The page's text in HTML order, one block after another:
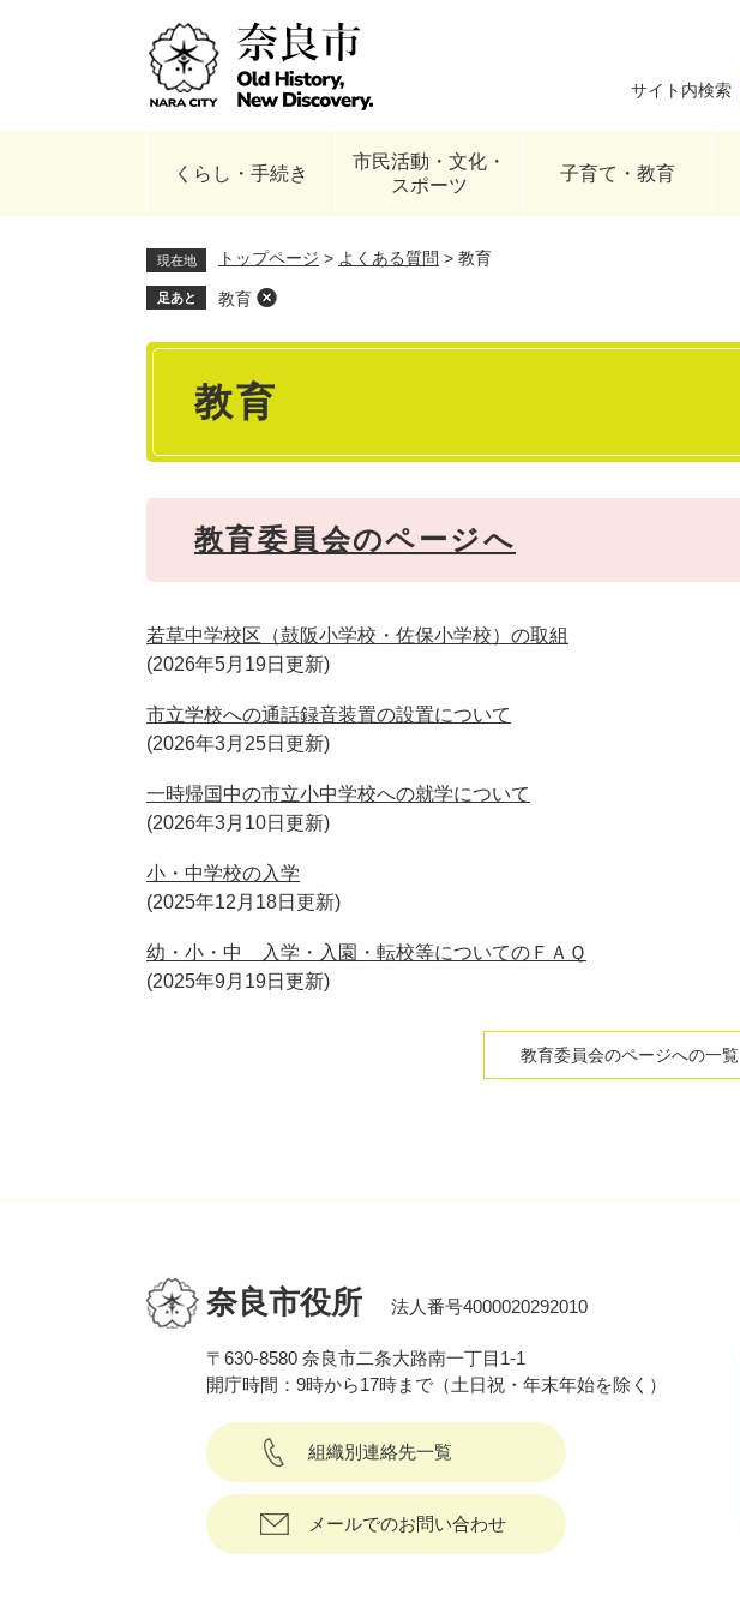
サイト内検索
くらし・手続き
市民活動・文化・
スポーツ
子育て・教育
現在地 トップページ > よくある質問 > 教育
足あと 教育
本
教育
教育委員会のページへ
若草中学校区（鼓阪小学校・佐保小学校）の取組
2026年5月19日更新
市立学校への通話録音装置の設置について
2026年3月25日更新
一時帰国中の市立小中学校への就学について
2026年3月10日更新
小・中学校の入学
2025年12月18日更新
幼・小・中 入学・入園・転校等についてのＦＡＱ
2025年9月19日更新
教育委員会のページへの一覧
奈良市役所 法人番号4000020292010
〒630-8580 奈良市二条大路南一丁目1-1
開庁時間：9時から17時まで（土日祝・年末年始を除く）
組織別連絡先一覧
メールでのお問い合わせ